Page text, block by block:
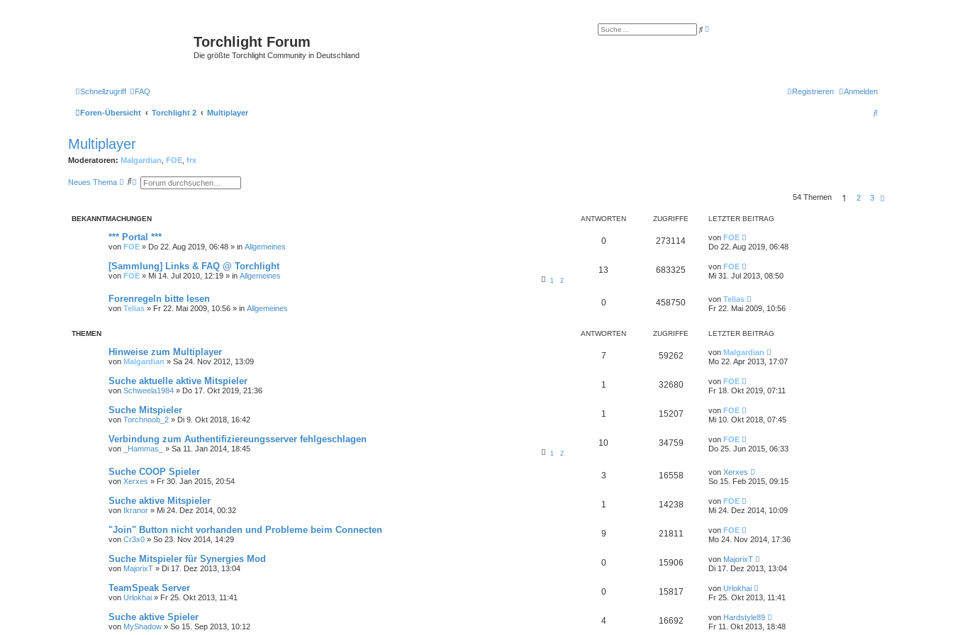
Torchlight Forum
Die größte Torchlight Community in Deutschland
S
Schnellzugriff FAQ Anmelden
Registrieren
Foren-Übersicht Torchlight 2 Multiplayer
S
Multiplayer
Moderatoren: Malgardian FOE frx
Neues Thema
S E
t
r
t
S
u
e
54 Themen 1 2 3
BEKANNTMACHUNGEN ANTWORTEN ZUGRIFFE LETZTER BEITRAG
*** Portal ***
von FOE » Do 22. Aug 2019, 06:48 » in Allgemeines
0 273114 von FOE
Do 22. Aug 2019, 06:48
[Sammlung] Links & FAQ @ Torchlight
von FOE » Mi 14. Jul 2010, 12:19 » in Allgemeines
1 2
13 683325 von FOE
Mi 31. Jul 2013, 08:50
Forenregeln bitte lesen
von Telias » Fr 22. Mai 2009, 10:56 » in Allgemeines
0 458750 von Telias
Fr 22. Mai 2009, 10:56
THEMEN ANTWORTEN ZUGRIFFE LETZTER BEITRAG
Hinweise zum Multiplayer
von Malgardian » Sa 24. Nov 2012, 13:09
7 59262 von Malgardian
Mo 22. Apr 2013, 17:07
Suche aktuelle aktive Mitspieler
von Schweela1984 » Do 17. Okt 2019, 21:36
1 32680 von FOE
Fr 18. Okt 2019, 07:11
Suche Mitspieler
von Torchnoob_2 » Di 9. Okt 2018, 16:42
1 15207 von FOE
Mi 10. Okt 2018, 07:45
Verbindung zum Authentifiziereungsserver fehlgeschlagen
von _Hammas_ » Sa 11. Jan 2014, 18:45
1 2
10 34759 von FOE
Do 25. Jun 2015, 06:33
Suche COOP Spieler
von Xerxes » Fr 30. Jan 2015, 20:54
3 16558 von Xerxes
So 15. Feb 2015, 09:15
Suche aktive Mitspieler
von Ikranor » Mi 24. Dez 2014, 00:32
1 14238 von FOE
Mi 24. Dez 2014, 10:09
"Join" Button nicht vorhanden und Probleme beim Connecten
von Cr3x0 » So 23. Nov 2014, 14:29
9 21811 von FOE
Mo 24. Nov 2014, 17:36
Suche Mitspieler für Synergies Mod
von MajorixT » Di 17. Dez 2013, 13:04
0 15906 von MajorixT
Di 17. Dez 2013, 13:04
TeamSpeak Server
von Urlokhai » Fr 25. Okt 2013, 11:41
0 15817 von Urlokhai
Fr 25. Okt 2013, 11:41
Suche aktive Spieler
von MyShadow » So 15. Sep 2013, 10:12
4 16692 von Hardstyle89
Fr 11. Okt 2013, 18:48